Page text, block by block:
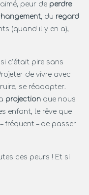
peur de perdre
, du regard
(quand il y en a),
c’était pire sans
de vivre avec
se réadapter..
projection que nous
enfant, le rêve que
fréquent – de passer
ces peurs ! Et si